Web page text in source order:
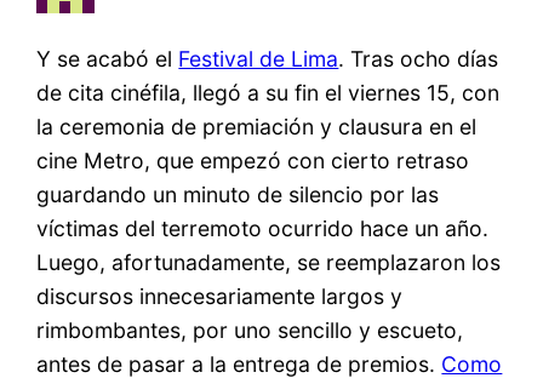
Y se acabó el Festival de Lima. Tras ocho días
de cita cinéfila, llegó a su fin el viernes 15, con
la ceremonia de premiación y clausura en el
cine Metro, que empezó con cierto retraso
guardando un minuto de silencio por las
víctimas del terremoto ocurrido hace un año.
Luego, afortunadamente, se reemplazaron los
discursos innecesariamente largos y
rimbombantes, por uno sencillo y escueto,
antes de pasar a la entrega de premios. Como